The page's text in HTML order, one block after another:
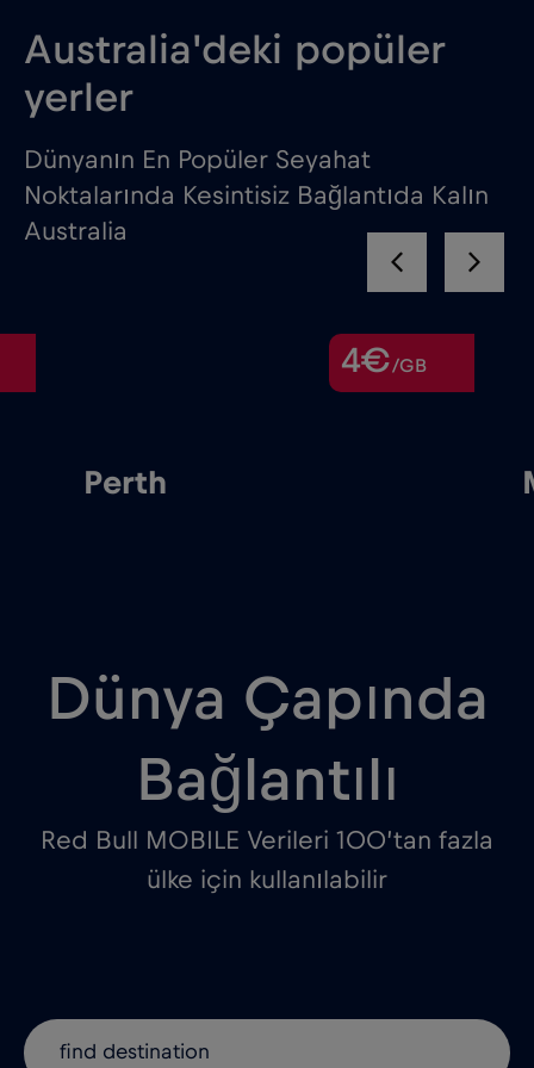
Australia'deki popüler
yerler
Dünyanın En Popüler Seyahat
Noktalarında Kesintisiz Bağlantıda Kalın
Australia
4€/GB
Perth
Dünya Çapında
Bağlantılı
Red Bull MOBILE Verileri 100’tan fazla
ülke için kullanılabilir